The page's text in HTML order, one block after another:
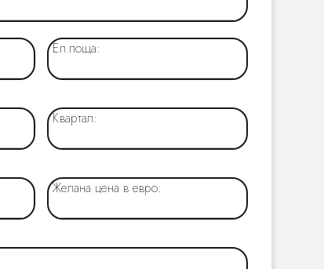
Ел.поща:
Квартал:
Желана цена в евро: